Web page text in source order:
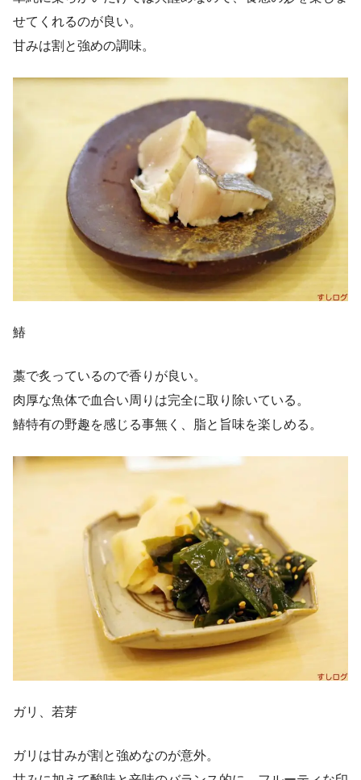
せてくれるのが良い。
甘みは割と強めの調味。
鰆
藁で炙っているので香りが良い。
肉厚な魚体で血合い周りは完全に取り除いている。
鰆特有の野趣を感じる事無く、脂と旨味を楽しめる。
ガリ、若芽
ガリは甘みが割と強めなのが意外。